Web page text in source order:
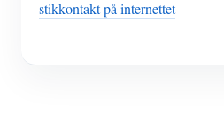
stikkontakt på internettet